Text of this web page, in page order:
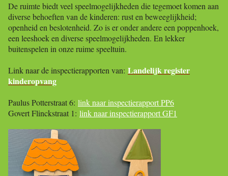
De ruimte biedt veel speelmogelijkheden die tegemoet komen aan
diverse behoeften van de kinderen: rust en beweeglijkheid;
openheid en beslotenheid. Zo is er onder andere een poppenhoek,
een leeshoek en diverse speelmogelijkheden. En lekker
buitenspelen in onze ruime speeltuin.
Link naar de inspectierapporten van: Landelijk register
kinderopvang
Paulus Potterstraat 6: link naar inspectierapport PP6
Govert Flinckstraat 1: link naar inspectierapport GF1